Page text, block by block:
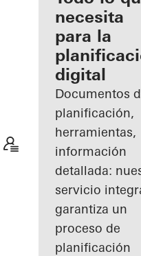
registrado
Descubre
mi área
de
trabajo
necesita
para la
digital
Documentos
planificación,
herramientas,
información
detallada:
servicio
garantiza un
proceso de
planificación